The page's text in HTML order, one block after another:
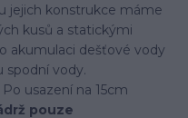
jejich konstrukce máme
kusů a statickými
akumulaci dešťové vody
spodní vody.
Po usazení na 15cm
pouze